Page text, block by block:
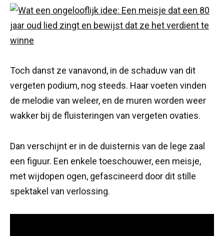
Toch danst ze vanavond, in de schaduw van dit
vergeten podium, nog steeds. Haar voeten vinden
de melodie van weleer, en de muren worden weer
wakker bij de fluisteringen van vergeten ovaties.
Dan verschijnt er in de duisternis van de lege zaal
een figuur. Een enkele toeschouwer, een meisje,
met wijdopen ogen, gefascineerd door dit stille
spektakel van verlossing.